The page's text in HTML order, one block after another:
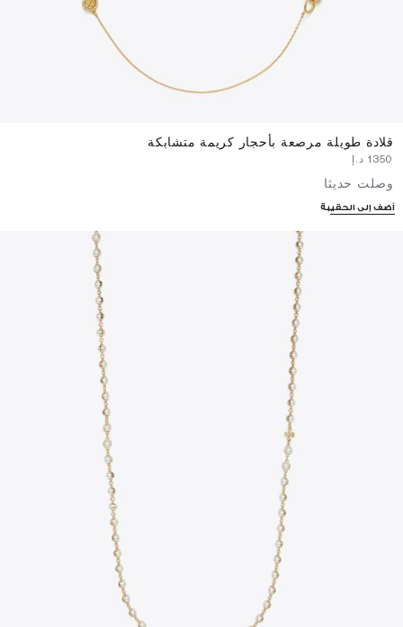
قلادة طويلة مرصعة بأحجار كريمة متشابكة
وصلت حديثا
أضف إلى الحقيبة